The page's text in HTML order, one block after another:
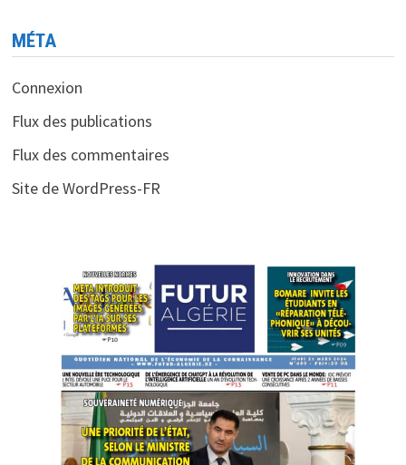
MÉTA
Connexion
Flux des publications
Flux des commentaires
Site de WordPress-FR